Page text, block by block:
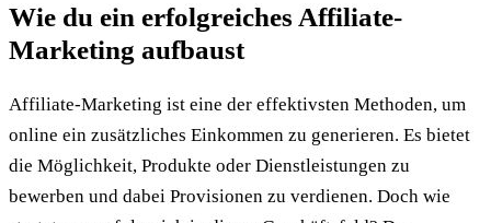
Wie du ein erfolgreiches Affiliate-
Marketing aufbaust
Affiliate-Marketing ist eine der effektivsten Methoden, um
online ein zusätzliches Einkommen zu generieren. Es bietet
die Möglichkeit, Produkte oder Dienstleistungen zu
bewerben und dabei Provisionen zu verdienen. Doch wie